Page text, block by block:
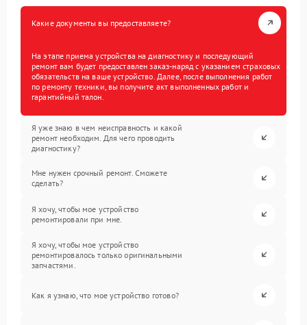
Какие документы вы предоставляете?
На этапе приема устройства на диагностику и последующий
ремонт вам будет предоставлен заказ-наряд с указанием страховых
обязательств на ваше устройство. Далее, после выполнения работ
по ремонту техники, вы получите акт выполненных работ и
гарантийный талон.
Я уже знаю в чем неисправность и какой
ремонт необходим. Для чего проводить
диагностику?
Мне нужен срочный ремонт. Сможете
сделать?
Я хочу, чтобы мое устройство
ремонтировали при мне.
Я хочу, чтобы мое устройство
ремонтировалось только оригинальными
запчастями.
Как я узнаю, что мое устройство готово?